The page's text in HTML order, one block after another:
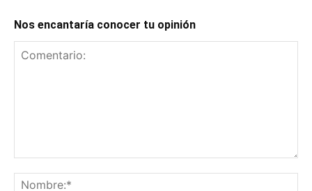
Nos encantaría conocer tu opinión